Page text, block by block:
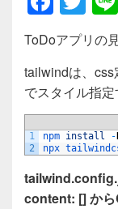
a
c
e
b
o
o
k
wi
tt
er
ToDoアプリの
tailwindは、css
でスタイル指定
1
2
npm install -
npx
content: [] から